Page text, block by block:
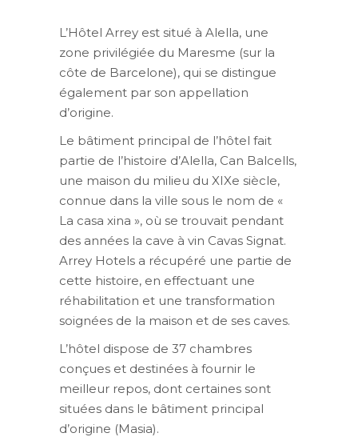
L’Hôtel Arrey est situé à Alella, une
zone privilégiée du Maresme (sur la
côte de Barcelone), qui se distingue
également par son appellation
d’origine.
Le bâtiment principal de l’hôtel fait
partie de l’histoire d’Alella, Can Balcells,
une maison du milieu du XIXe siècle,
connue dans la ville sous le nom de «
La casa xina », où se trouvait pendant
des années la cave à vin Cavas Signat.
Arrey Hotels a récupéré une partie de
cette histoire, en effectuant une
réhabilitation et une transformation
soignées de la maison et de ses caves.
L’hôtel dispose de 37 chambres
conçues et destinées à fournir le
meilleur repos, dont certaines sont
situées dans le bâtiment principal
d’origine (Masia).